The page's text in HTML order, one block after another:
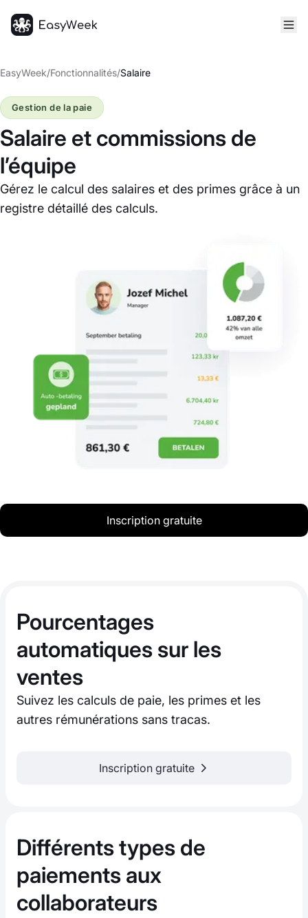
EasyWeek/Fonctionnalités/Salaire
Salaire et commissions de
l’équipe
Gérez le calcul des salaires et des primes grâce à un
registre détaillé des calculs.
Gestion de la paie
Inscription gratuite
Pourcentages
automatiques sur les
ventes
Suivez les calculs de paie, les primes et les
autres rémunérations sans tracas.
Inscription gratuite
Différents types de
paiements aux
collaborateurs